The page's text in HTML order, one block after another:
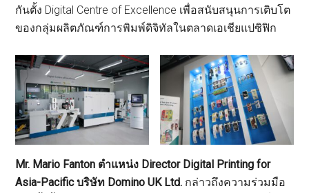
กันตั้ง Digital Centre of Excellence เพื่อสนับสนุนการเติบโต
ของกลุ่มผลิตภัณฑ์การพิมพ์ดิจิทัลในตลาดเอเชียแปซิฟิก
Mr. Mario Fanton ตำแหน่ง Director Digital Printing for
Asia-Pacific บริษัท Domino UK Ltd. กล่าวถึงความร่วมมือ